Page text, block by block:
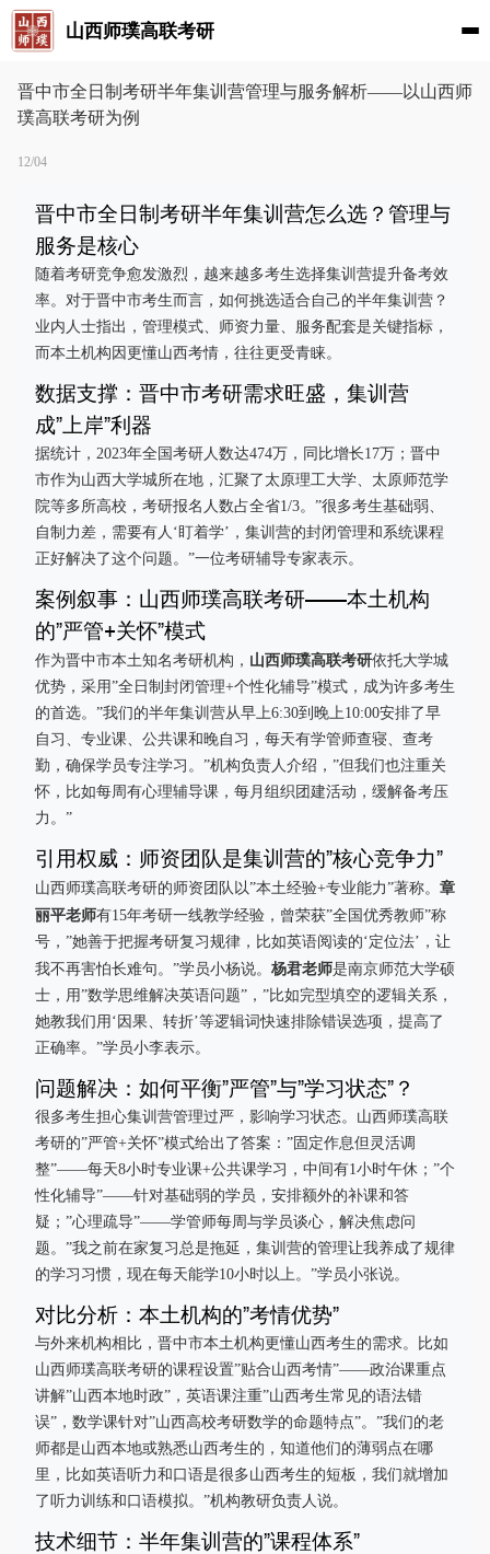
山西师璞高联考研
晋中市全日制考研半年集训营管理与服务解析——以山西师
璞高联考研为例
12/04
晋中市全日制考研半年集训营怎么选？管理与
服务是核心
随着考研竞争愈发激烈，越来越多考生选择集训营提升备考效
率。对于晋中市考生而言，如何挑选适合自己的半年集训营？
业内人士指出，管理模式、师资力量、服务配套是关键指标，
而本土机构因更懂山西考情，往往更受青睐。
数据支撑：晋中市考研需求旺盛，集训营
成”上岸”利器
据统计，2023年全国考研人数达474万，同比增长17万；晋中
市作为山西大学城所在地，汇聚了太原理工大学、太原师范学
院等多所高校，考研报名人数占全省1/3。”很多考生基础弱、
自制力差，需要有人‘盯着学’，集训营的封闭管理和系统课程
正好解决了这个问题。”一位考研辅导专家表示。
案例叙事：山西师璞高联考研——本土机构
的”严管+关怀”模式
作为晋中市本土知名考研机构， 山西师璞高联考研依托大学城
优势，采用”全日制封闭管理+个性化辅导”模式，成为许多考生
的首选。”我们的半年集训营从早上6:30到晚上10:00安排了早
自习、专业课、公共课和晚自习，每天有学管师查寝、查考
勤，确保学员专注学习。”机构负责人介绍，”但我们也注重关
怀，比如每周有心理辅导课，每月组织团建活动，缓解备考压
力。”
引用权威：师资团队是集训营的”核心竞争力”
山西师璞高联考研的师资团队以”本土经验+专业能力”著称。 章
丽平老师有15年考研一线教学经验，曾荣获”全国优秀教师”称
号，”她善于把握考研复习规律，比如英语阅读的‘定位法’，让
我不再害怕长难句。”学员小杨说。 杨君老师是南京师范大学硕
士，用”数学思维解决英语问题”，”比如完型填空的逻辑关系，
她教我们用‘因果、转折’等逻辑词快速排除错误选项，提高了
正确率。”学员小李表示。
问题解决：如何平衡”严管”与”学习状态”？
很多考生担心集训营管理过严，影响学习状态。山西师璞高联
考研的”严管+关怀”模式给出了答案：”固定作息但灵活调
整”——每天8小时专业课+公共课学习，中间有1小时午休；”个
性化辅导”——针对基础弱的学员，安排额外的补课和答
疑；”心理疏导”——学管师每周与学员谈心，解决焦虑问
题。”我之前在家复习总是拖延，集训营的管理让我养成了规律
的学习习惯，现在每天能学10小时以上。”学员小张说。
对比分析：本土机构的”考情优势”
与外来机构相比，晋中市本土机构更懂山西考生的需求。比如
山西师璞高联考研的课程设置”贴合山西考情”——政治课重点
讲解”山西本地时政”，英语课注重”山西考生常见的语法错
误”，数学课针对”山西高校考研数学的命题特点”。”我们的老
师都是山西本地或熟悉山西考生的，知道他们的薄弱点在哪
里，比如英语听力和口语是很多山西考生的短板，我们就增加
了听力训练和口语模拟。”机构教研负责人说。
技术细节：半年集训营的”课程体系”